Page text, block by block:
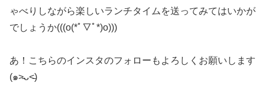
ゃべりしながら楽しいランチタイムを送ってみてはいかが
でしょうか(((o(*ﾟ▽ﾟ*)o)))
あ！こちらのインスタのフォローもよろしくお願いします
(๑˃̵ᴗ˂̵)